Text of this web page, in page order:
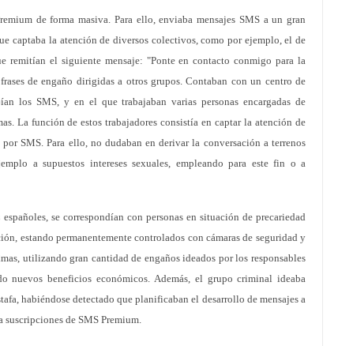
de forma masiva. Para ello, enviaba mensajes SMS a un gran
captaba la atención de diversos colectivos, como por ejemplo, el de
remitían el siguiente mensaje: "Ponte en contacto conmigo para la
de engaño dirigidas a otros grupos. Contaban con un centro de
los SMS, y en el que trabajaban varias personas encargadas de
La función de estos trabajadores consistía en captar la atención de
SMS. Para ello, no dudaban en derivar la conversación a terrenos
a supuestos intereses sexuales, empleando para este fin o a
se correspondían con personas en situación de precariedad
estando permanentemente controlados con cámaras de seguridad y
utilizando gran cantidad de engaños ideados por los responsables
nuevos beneficios económicos. Además, el grupo criminal ideaba
habiéndose detectado que planificaban el desarrollo de mensajes a
suscripciones de SMS Premium.